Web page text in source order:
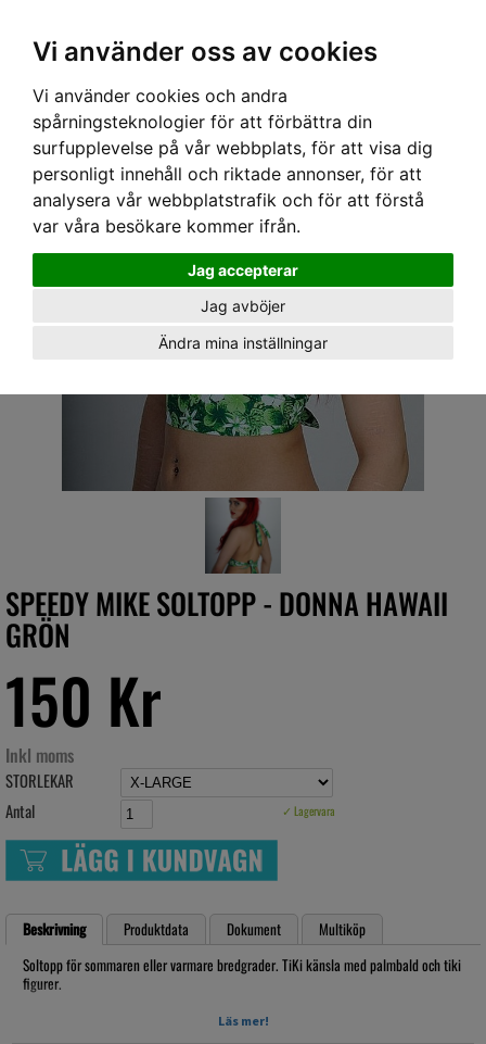
Vi använder oss av cookies
Vi använder cookies och andra
spårningsteknologier för att förbättra din
surfupplevelse på vår webbplats, för att visa dig
personligt innehåll och riktade annonser, för att
analysera vår webbplatstrafik och för att förstå
var våra besökare kommer ifrån.
Jag accepterar
Jag avböjer
Ändra mina inställningar
Hem› DAM›TOPPAR › SPEEDY MIKE SOLTOPP - DONNA HAWAII GRÖN
SPEEDY MIKE SOLTOPP - DONNA HAWAII
GRÖN
150 Kr
Inkl moms
STORLEKAR
Antal
✓ Lagervara
Beskrivning Produktdata Dokument
Multiköp
Soltopp för sommaren eller varmare bredgrader. TiKi känsla med palmbald och tiki
figurer.
Till kjol en eller hög midja på byxorna.Läs mer!